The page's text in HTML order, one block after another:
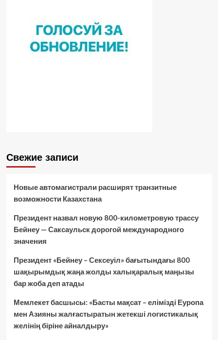
Свежие записи
Новые автомагистрали расширят транзитные
возможности Казахстана
Президент назвал новую 800-километровую трассу
Бейнеу — Саксаульск дорогой международного
значения
Президент «Бейнеу – Сексеуіл» бағытындағы 800
шақырымдық жаңа жолды халықаралық маңызы
бар жоба деп атады
Мемлекет басшысы: «Басты мақсат – елімізді Еуропа
мен Азияны жалғастыратын жетекші логистикалық
желінің біріне айналдыру»